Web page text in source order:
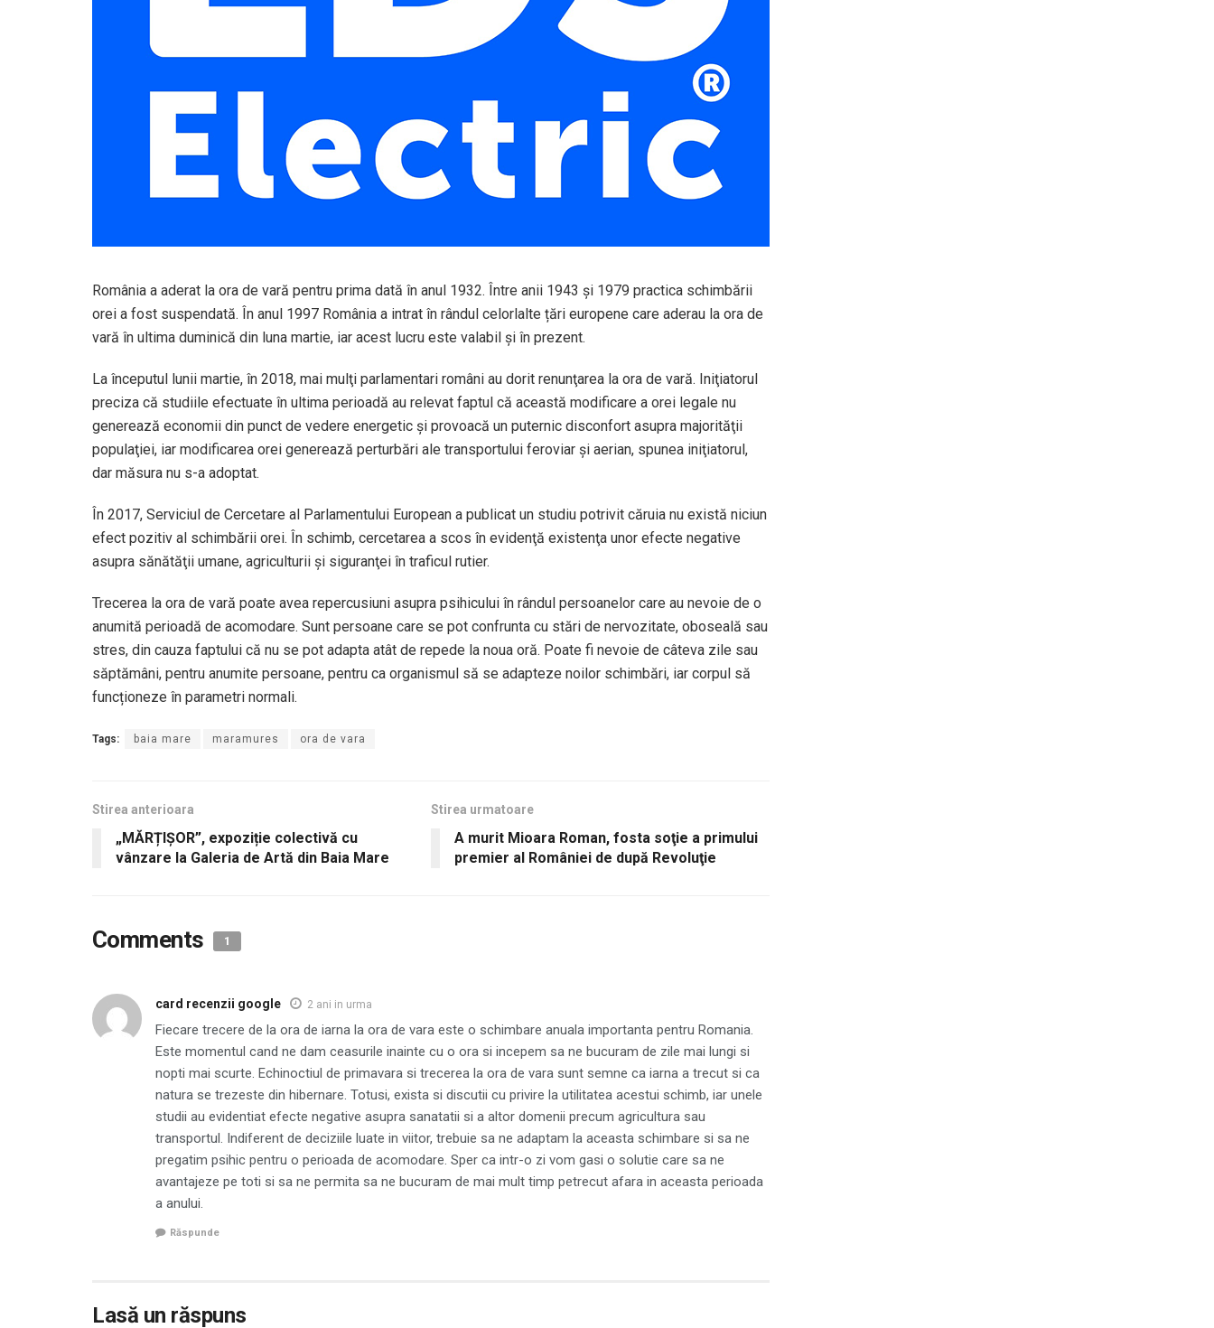
România a aderat la ora de vară pentru prima dată în anul 1932. Între anii 1943 şi 1979 practica schimbării
orei a fost suspendată. În anul 1997 România a intrat în rândul celorlalte țări europene care aderau la ora de
vară în ultima duminică din luna martie, iar acest lucru este valabil și în prezent.
La începutul lunii martie, în 2018, mai mulţi parlamentari români au dorit renunţarea la ora de vară. Iniţiatorul
preciza că studiile efectuate în ultima perioadă au relevat faptul că această modificare a orei legale nu
generează economii din punct de vedere energetic şi provoacă un puternic disconfort asupra majorităţii
populaţiei, iar modificarea orei generează perturbări ale transportului feroviar şi aerian, spunea iniţiatorul,
dar măsura nu s-a adoptat.
În 2017, Serviciul de Cercetare al Parlamentului European a publicat un studiu potrivit căruia nu există niciun
efect pozitiv al schimbării orei. În schimb, cercetarea a scos în evidenţă existenţa unor efecte negative
asupra sănătăţii umane, agriculturii şi siguranţei în traficul rutier.
Trecerea la ora de vară poate avea repercusiuni asupra psihicului în rândul persoanelor care au nevoie de o
anumită perioadă de acomodare. Sunt persoane care se pot confrunta cu stări de nervozitate, oboseală sau
stres, din cauza faptului că nu se pot adapta atât de repede la noua oră. Poate fi nevoie de câteva zile sau
săptămâni, pentru anumite persoane, pentru ca organismul să se adapteze noilor schimbări, iar corpul să
funcționeze în parametri normali.
Tags: baia mare maramures ora de vara
Stirea anterioara
„MĂRȚIȘOR”, expoziție colectivă cu
vânzare la Galeria de Artă din Baia Mare
Stirea urmatoare
A murit Mioara Roman, fosta soţie a primului
premier al României de după Revoluţie
Comments 1
card recenzii google 2 ani in urma
Fiecare trecere de la ora de iarna la ora de vara este o schimbare anuala importanta pentru Romania.
Este momentul cand ne dam ceasurile inainte cu o ora si incepem sa ne bucuram de zile mai lungi si
nopti mai scurte. Echinoctiul de primavara si trecerea la ora de vara sunt semne ca iarna a trecut si ca
natura se trezeste din hibernare. Totusi, exista si discutii cu privire la utilitatea acestui schimb, iar unele
studii au evidentiat efecte negative asupra sanatatii si a altor domenii precum agricultura sau
transportul. Indiferent de deciziile luate in viitor, trebuie sa ne adaptam la aceasta schimbare si sa ne
pregatim psihic pentru o perioada de acomodare. Sper ca intr-o zi vom gasi o solutie care sa ne
avantajeze pe toti si sa ne permita sa ne bucuram de mai mult timp petrecut afara in aceasta perioada
a anului.
Răspunde
Lasă un răspuns